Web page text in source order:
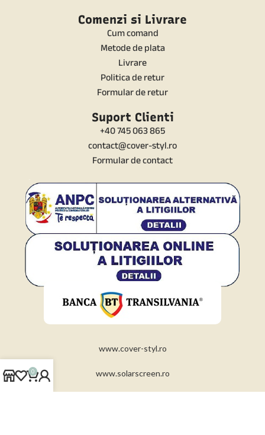
Comenzi si Livrare
Cum comand
Metode de plata
Livrare
Politica de retur
Formular de retur
Suport Clienti
+40 745 063 865
contact@cover-styl.ro
Formular de contact
www.cover-styl.ro
www.solarscreen.ro
0